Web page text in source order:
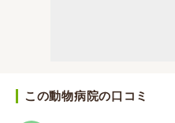
この動物病院の口コミ